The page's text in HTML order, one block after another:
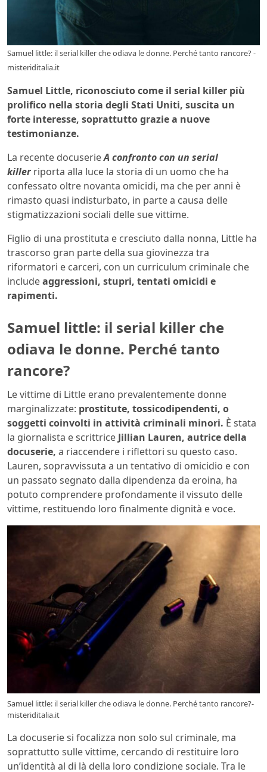
Samuel little: il serial killer che odiava le donne. Perché tanto rancore? -
misteriditalia.it
Samuel Little, riconosciuto come il serial killer più
prolifico nella storia degli Stati Uniti, suscita un
forte interesse, soprattutto grazie a nuove
testimonianze.
La recente docuserieA confronto con un serial
killer riporta alla luce la storia di un uomo che ha
confessato oltre novanta omicidi, ma che per anni è
rimasto quasi indisturbato, in parte a causa delle
stigmatizzazioni sociali delle sue vittime.
Figlio di una prostituta e cresciuto dalla nonna, Little ha
trascorso gran parte della sua giovinezza tra
riformatori e carceri, con un curriculum criminale che
includeaggressioni, stupri, tentati omicidi e
rapimenti.
Samuel little: il serial killer che
odiava le donne. Perché tanto
rancore?
Le vittime di Little erano prevalentemente donne
marginalizzate: prostitute, tossicodipendenti, o
soggetti coinvolti in attività criminali minori. È stata
la giornalista e scrittrice Jillian Lauren, autrice della
docuserie, a riaccendere i riflettori su questo caso.
Lauren, sopravvissuta a un tentativo di omicidio e con
un passato segnato dalla dipendenza da eroina, ha
potuto comprendere profondamente il vissuto delle
vittime, restituendo loro finalmente dignità e voce.
Samuel little: il serial killer che odiava le donne. Perché tanto rancore?-
misteriditalia.it
La docuserie si focalizza non solo sul criminale, ma
soprattutto sulle vittime, cercando di restituire loro
un’identità al di là della loro condizione sociale. Tra le